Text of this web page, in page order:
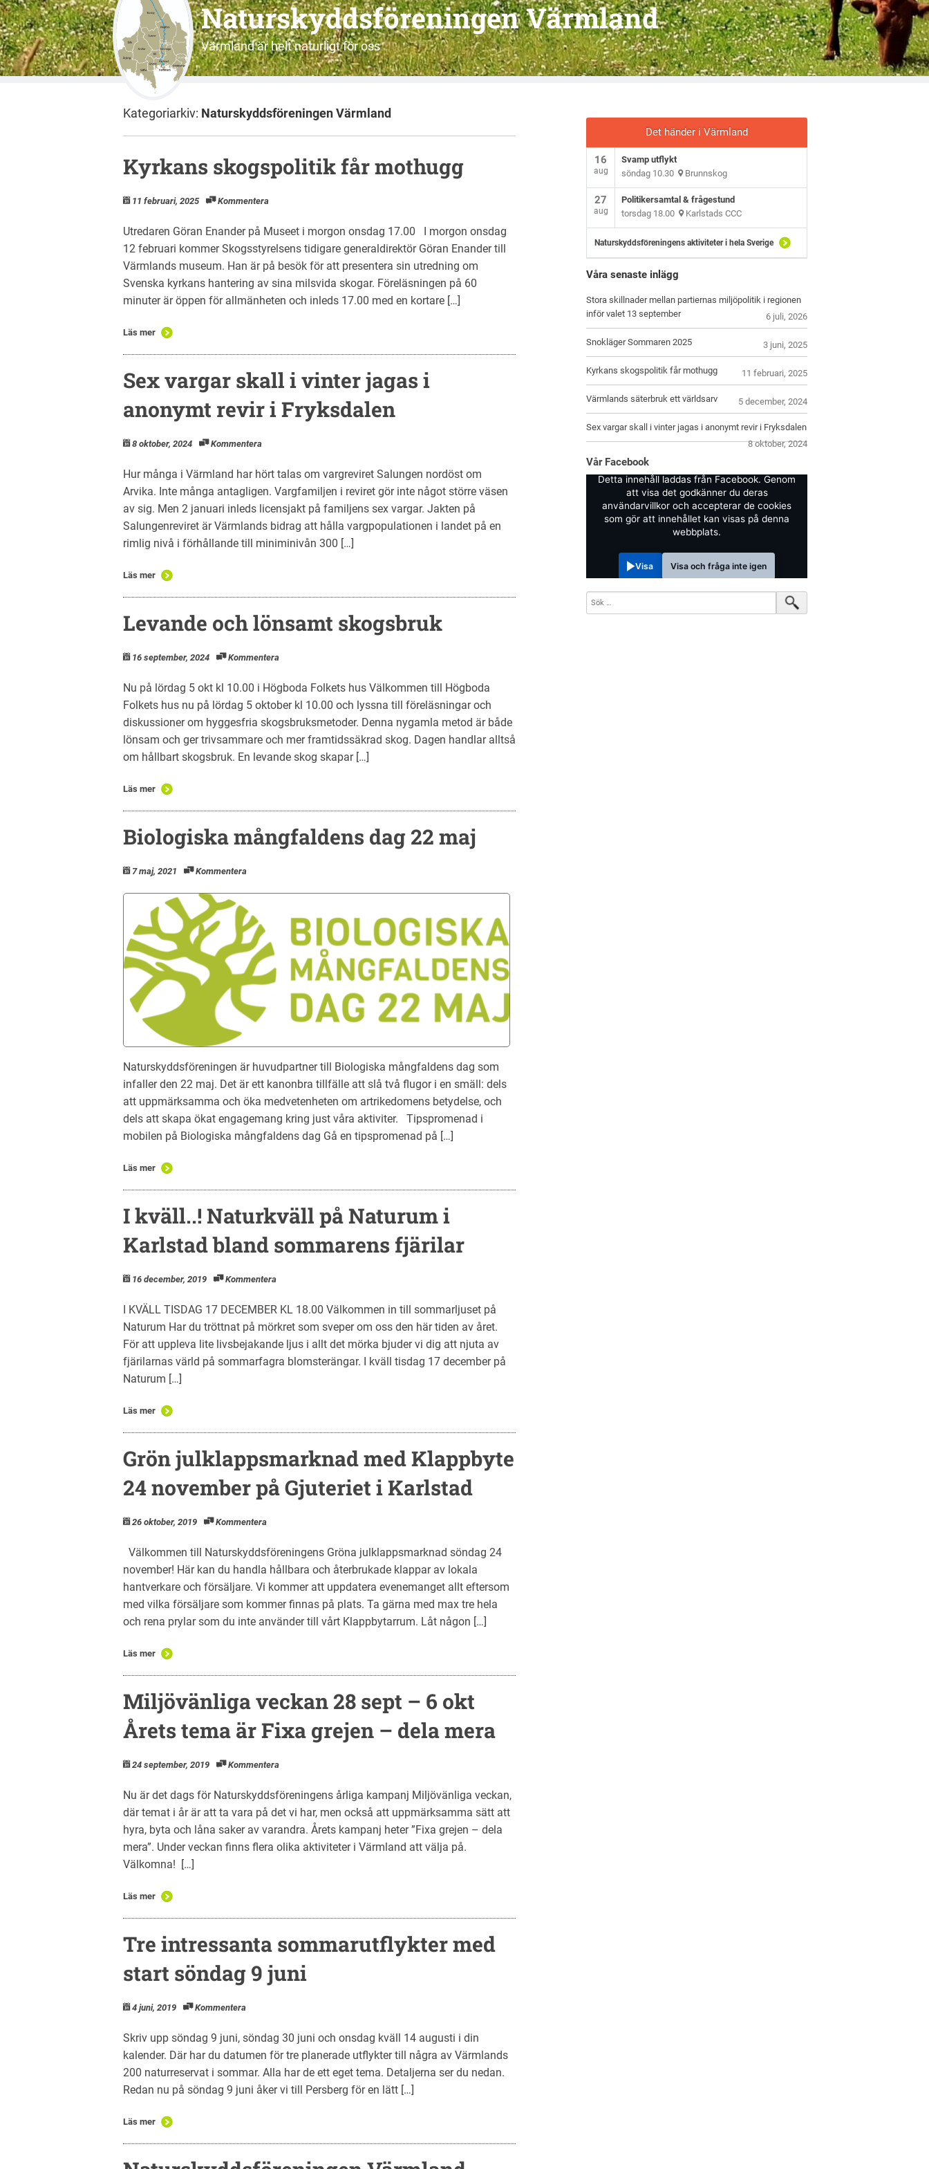
Naturskyddsföreningen Värmland
Värmland är helt naturligt för oss
Kategoriarkiv: Naturskyddsföreningen Värmland
Kyrkans skogspolitik får mothugg
11 februari, 2025 Kommentera
Utredaren Göran Enander på Museet i morgon onsdag 17.00 I morgon onsdag
12 februari kommer Skogsstyrelsens tidigare generaldirektör Göran Enander till
Värmlands museum. Han är på besök för att presentera sin utredning om
Svenska kyrkans hantering av sina milsvida skogar. Föreläsningen på 60
minuter är öppen för allmänheten och inleds 17.00 med en kortare […]
Läs mer
Sex vargar skall i vinter jagas i
anonymt revir i Fryksdalen
8 oktober, 2024 Kommentera
Hur många i Värmland har hört talas om vargreviret Salungen nordöst om
Arvika. Inte många antagligen. Vargfamiljen i reviret gör inte något större väsen
av sig. Men 2 januari inleds licensjakt på familjens sex vargar. Jakten på
Salungenreviret är Värmlands bidrag att hålla vargpopulationen i landet på en
rimlig nivå i förhållande till miniminivån 300 […]
Läs mer
Levande och lönsamt skogsbruk
16 september, 2024 Kommentera
Nu på lördag 5 okt kl 10.00 i Högboda Folkets hus Välkommen till Högboda
Folkets hus nu på lördag 5 oktober kl 10.00 och lyssna till föreläsningar och
diskussioner om hyggesfria skogsbruksmetoder. Denna nygamla metod är både
lönsam och ger trivsammare och mer framtidssäkrad skog. Dagen handlar alltså
om hållbart skogsbruk. En levande skog skapar […]
Läs mer
Biologiska mångfaldens dag 22 maj
7 maj, 2021 Kommentera
Naturskyddsföreningen är huvudpartner till Biologiska mångfaldens dag som
infaller den 22 maj. Det är ett kanonbra tillfälle att slå två flugor i en smäll: dels
att uppmärksamma och öka medvetenheten om artrikedomens betydelse, och
dels att skapa ökat engagemang kring just våra aktiviter. Tipspromenad i
mobilen på Biologiska mångfaldens dag Gå en tipspromenad på […]
Läs mer
I kväll..! Naturkväll på Naturum i
Karlstad bland sommarens fjärilar
16 december, 2019 Kommentera
I KVÄLL TISDAG 17 DECEMBER KL 18.00 Välkommen in till sommarljuset på
Naturum Har du tröttnat på mörkret som sveper om oss den här tiden av året.
För att uppleva lite livsbejakande ljus i allt det mörka bjuder vi dig att njuta av
fjärilarnas värld på sommarfagra blomsterängar. I kväll tisdag 17 december på
Naturum […]
Läs mer
Grön julklappsmarknad med Klappbyte
24 november på Gjuteriet i Karlstad
26 oktober, 2019 Kommentera
Välkommen till Naturskyddsföreningens Gröna julklappsmarknad söndag 24
november! Här kan du handla hållbara och återbrukade klappar av lokala
hantverkare och försäljare. Vi kommer att uppdatera evenemanget allt eftersom
med vilka försäljare som kommer finnas på plats. Ta gärna med max tre hela
och rena prylar som du inte använder till vårt Klappbytarrum. Låt någon […]
Läs mer
Miljövänliga veckan 28 sept – 6 okt
Årets tema är Fixa grejen – dela mera
24 september, 2019 Kommentera
Nu är det dags för Naturskyddsföreningens årliga kampanj Miljövänliga veckan,
där temat i år är att ta vara på det vi har, men också att uppmärksamma sätt att
hyra, byta och låna saker av varandra. Årets kampanj heter ”Fixa grejen – dela
mera”. Under veckan finns flera olika aktiviteter i Värmland att välja på.
Välkomna! […]
Läs mer
Tre intressanta sommarutflykter med
start söndag 9 juni
4 juni, 2019 Kommentera
Skriv upp söndag 9 juni, söndag 30 juni och onsdag kväll 14 augusti i din
kalender. Där har du datumen för tre planerade utflykter till några av Värmlands
200 naturreservat i sommar. Alla har de ett eget tema. Detaljerna ser du nedan.
Redan nu på söndag 9 juni åker vi till Persberg för en lätt […]
Läs mer
Det händer i Värmland
16
aug
Svamp utflykt
söndag 10.30 Brunnskog
27
aug
Politikersamtal & frågestund
torsdag 18.00 Karlstads CCC
Naturskyddsföreningens aktiviteter i hela Sverige
Våra senaste inlägg
Stora skillnader mellan partiernas miljöpolitik i regionen
inför valet 13 september
6 juli, 2026
Snokläger Sommaren 2025 3 juni, 2025
Kyrkans skogspolitik får mothugg 11 februari, 2025
Värmlands säterbruk ett världsarv 5 december, 2024
Sex vargar skall i vinter jagas i anonymt revir i Fryksdalen
8 oktober, 2024
Vår Facebook
Detta innehåll laddas från Facebook. Genom
att visa det godkänner du deras
användarvillkor och accepterar de cookies
som gör att innehållet kan visas på denna
webbplats.
Visa Visa och fråga inte igen